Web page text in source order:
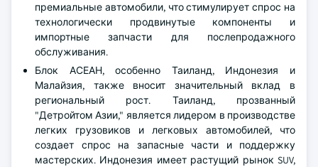
премиальные автомобили, что стимулирует спрос на
технологически продвинутые компоненты и
импортные запчасти для послепродажного
обслуживания.
Блок АСЕАН, особенно Таиланд, Индонезия и
Малайзия, также вносит значительный вклад в
региональный рост. Таиланд, прозванный
"Детройтом Азии," является лидером в производстве
легких грузовиков и легковых автомобилей, что
создает спрос на запасные части и поддержку
мастерских. Индонезия имеет растущий рынок SUV,